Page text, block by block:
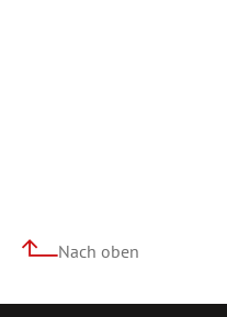
Nach oben